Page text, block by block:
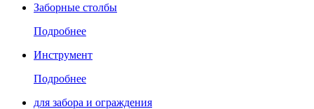
Заборные столбы
Подробнее
Инструмент
Подробнее
для забора и ограждения